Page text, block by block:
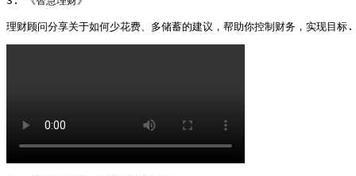
理财顾问分享关于如何少花费、多储蓄的建议，帮助你控制财务，实现目